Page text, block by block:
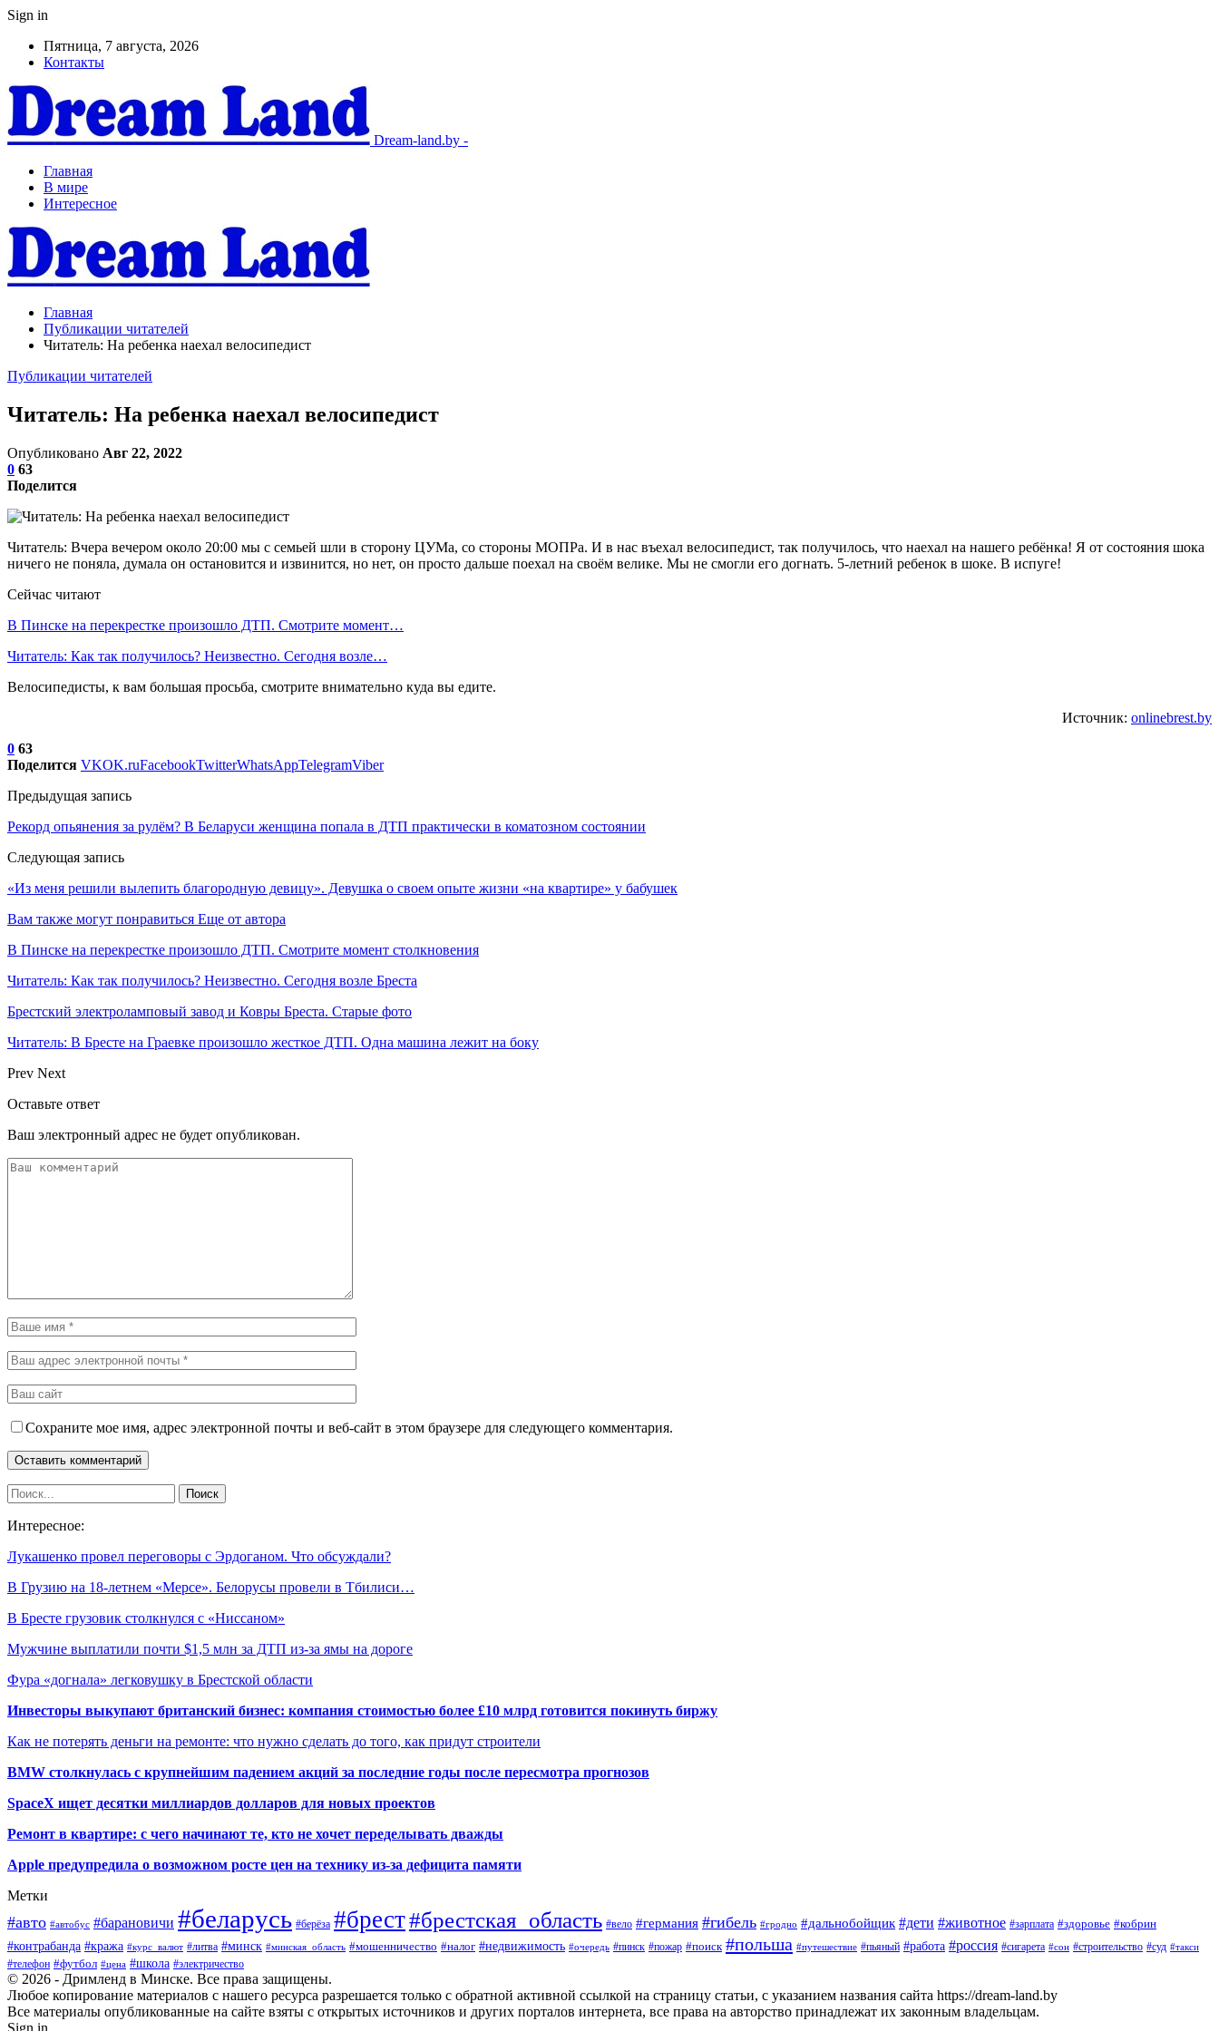
Sign in
Пятница, 7 августа, 2026
Контакты
Dream-land.by -
Главная
В мире
Интересное
Главная
Публикации читателей
Читатель: На ребенка наехал велосипедист
Публикации читателей
Читатель: На ребенка наехал велосипедист
Опубликовано Авг 22, 2022
0 63
Поделится
Читатель: Вчера вечером около 20:00 мы с семьей шли в сторону ЦУМа, со стороны МОПРа. И в нас въехал велосипедист, так получилось, что наехал на нашего ребёнка! Я от состояния шока
ничего не поняла, думала он остановится и извинится, но нет, он просто дальше поехал на своём велике. Мы не смогли его догнать. 5-летний ребенок в шоке. В испуге!
Сейчас читают
В Пинске на перекрестке произошло ДТП. Смотрите момент…
Читатель: Как так получилось? Неизвестно. Сегодня возле…
Велосипедисты, к вам большая просьба, смотрите внимательно куда вы едите.
Источник: onlinebrest.by
0 63
Поделится VKOK.ruFacebookTwitterWhatsAppTelegramViber
Предыдущая запись
Рекорд опьянения за рулём? В Беларуси женщина попала в ДТП практически в коматозном состоянии
Следующая запись
«Из меня решили вылепить благородную девицу». Девушка о своем опыте жизни «на квартире» у бабушек
Вам также могут понравиться Еще от автора
В Пинске на перекрестке произошло ДТП. Смотрите момент столкновения
Читатель: Как так получилось? Неизвестно. Сегодня возле Бреста
Брестский электроламповый завод и Ковры Бреста. Старые фото
Читатель: В Бресте на Граевке произошло жесткое ДТП. Одна машина лежит на боку
Prev Next
Оставьте ответ
Ваш электронный адрес не будет опубликован.
Сохраните мое имя, адрес электронной почты и веб-сайт в этом браузере для следующего комментария.
Интересное:
Лукашенко провел переговоры с Эрдоганом. Что обсуждали?
В Грузию на 18-летнем «Мерсе». Белорусы провели в Тбилиси…
В Бресте грузовик столкнулся с «Ниссаном»
Мужчине выплатили почти $1,5 млн за ДТП из-за ямы на дороге
Фура «догнала» легковушку в Брестской области
Инвесторы выкупают британский бизнес: компания стоимостью более £10 млрд готовится покинуть биржу
Как не потерять деньги на ремонте: что нужно сделать до того, как придут строители
BMW столкнулась с крупнейшим падением акций за последние годы после пересмотра прогнозов
SpaceX ищет десятки миллиардов долларов для новых проектов
Ремонт в квартире: с чего начинают те, кто не хочет переделывать дважды
Apple предупредила о возможном росте цен на технику из-за дефицита памяти
Метки
#авто #автобус #барановичи #беларусь #берёза #брест#брестская_область #вело #германия #гибель #гродно #дальнобойщик #дети #животное #зарплата #здоровье #кобрин
#контрабанда #кража #курс_валют #литва #минск #минская_область #мошенничество #налог #недвижимость #очередь #пинск #пожар #поиск #польша #путешествие #пьяный #работа #россия #сигарета #сон #строительство #суд #такси
#телефон #футбол #цена #школа #электричество
© 2026 - Дримленд в Минске. Все права защищены.
Любое копирование материалов с нашего ресурса разрешается только с обратной активной ссылкой на страницу статьи, с указанием названия сайта https://dream-land.by
Все материалы опубликованные на сайте взяты с открытых источников и других порталов интернета, все права на авторство принадлежат их законным владельцам.
Sign in